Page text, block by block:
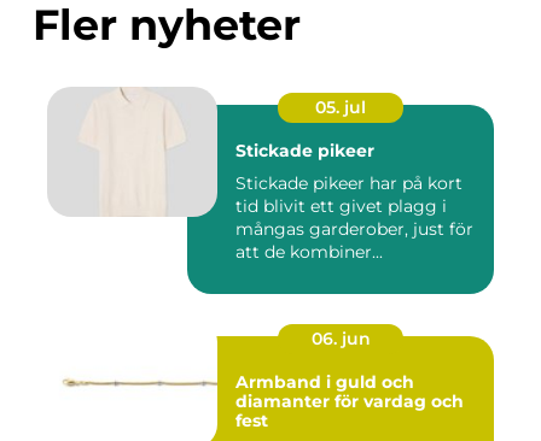
Fler nyheter
05. jul
Stickade pikeer
Stickade pikeer har på kort
tid blivit ett givet plagg i
mångas garderober, just för
att de kombiner...
06. jun
Armband i guld och
diamanter för vardag och
fest